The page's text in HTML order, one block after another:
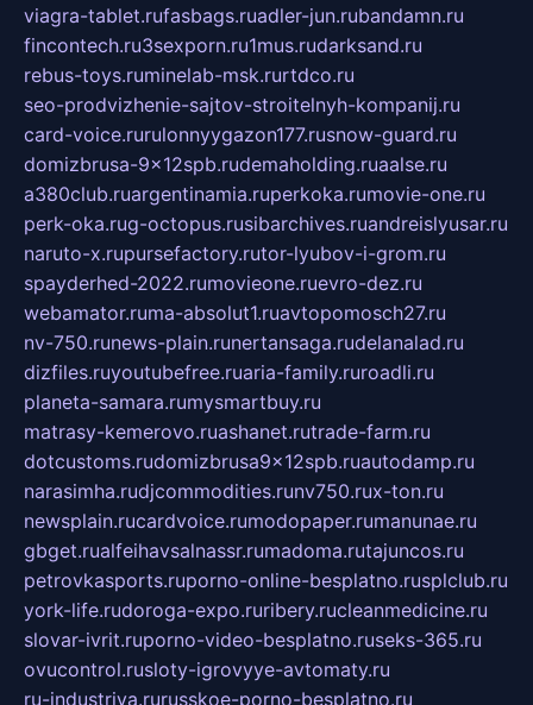
viagra-tablet.rufasbags.ruadler-jun.rubandamn.ru
fincontech.ru3sexporn.ru1mus.rudarksand.ru
rebus-toys.ruminelab-msk.rurtdco.ru
seo-prodvizhenie-sajtov-stroitelnyh-kompanij.ru
card-voice.rurulonnyygazon177.rusnow-guard.ru
domizbrusa-9x12spb.rudemaholding.ruaalse.ru
a380club.ruargentinamia.ruperkoka.rumovie-one.ru
perk-oka.rug-octopus.rusibarchives.ruandreislyusar.ru
naruto-x.rupursefactory.rutor-lyubov-i-grom.ru
spayderhed-2022.rumovieone.ruevro-dez.ru
webamator.ruma-absolut1.ruavtopomosch27.ru
nv-750.runews-plain.runertansaga.rudelanalad.ru
dizfiles.ruyoutubefree.ruaria-family.ruroadli.ru
planeta-samara.rumysmartbuy.ru
matrasy-kemerovo.ruashanet.rutrade-farm.ru
dotcustoms.rudomizbrusa9x12spb.ruautodamp.ru
narasimha.rudjcommodities.runv750.rux-ton.ru
newsplain.rucardvoice.rumodopaper.rumanunae.ru
gbget.rualfeihavsalnassr.rumadoma.rutajuncos.ru
petrovkasports.ruporno-online-besplatno.rusplclub.ru
york-life.rudoroga-expo.ruribery.rucleanmedicine.ru
slovar-ivrit.ruporno-video-besplatno.ruseks-365.ru
ovucontrol.rusloty-igrovyye-avtomaty.ru
ru-industriya.rurusskoe-porno-besplatno.ru